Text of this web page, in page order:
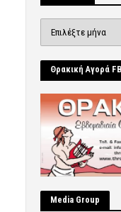
Θρακική Αγορά FB
Μedia Group